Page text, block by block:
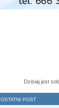
Dzisiaj jest
OSTATNI POST